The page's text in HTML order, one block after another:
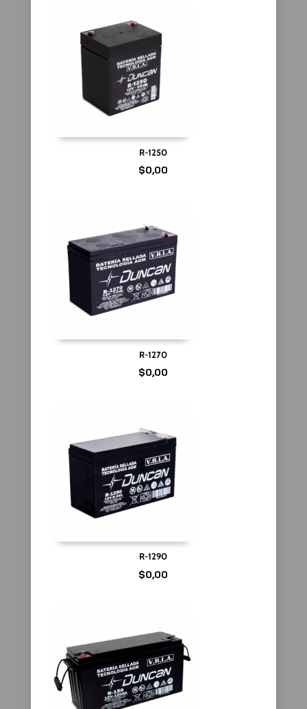
R-1250
$0,00
R-1270
$0,00
R-1290
$0,00